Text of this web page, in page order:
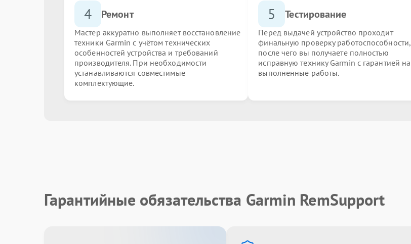
4 Ремонт
Мастер аккуратно выполняет восстановление
техники Garmin с учётом технических
особенностей устройства и требований
производителя. При необходимости
устанавливаются совместимые
комплектующие.
5 Тестирование
Перед выдачей устройство проходит
финальную проверку работоспособности,
после чего вы получаете полностью
исправную технику Garmin с гарантией на
выполненные работы.
Гарантийные обязательства Garmin RemSupport